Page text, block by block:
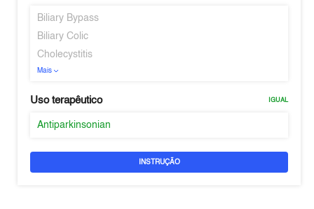
Biliary Bypass
Biliary Colic
Cholecystitis
Mais
Uso terapêutico IGUAL
Antiparkinsonian
INSTRUÇÃO